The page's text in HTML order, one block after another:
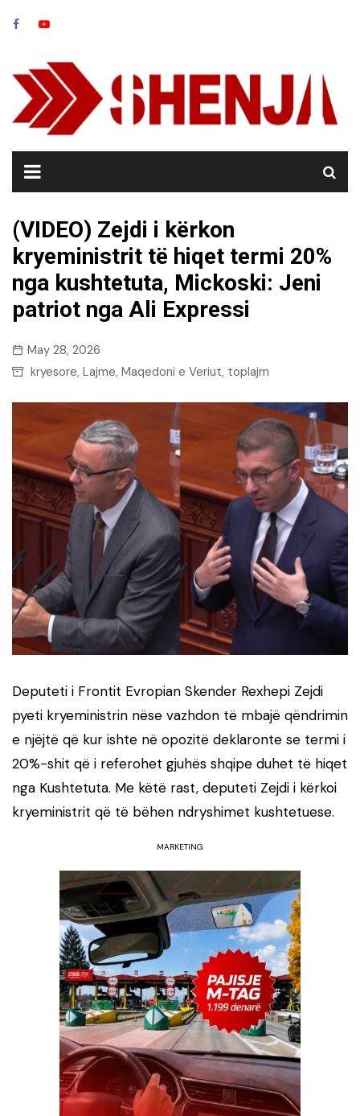
(VIDEO) Zejdi i kërkon
kryeministrit të hiqet termi 20%
nga kushtetuta, Mickoski: Jeni
patriot nga Ali Expressi
May 28, 2026
kryesore, Lajme, Maqedoni e Veriut, toplajm
Deputeti i Frontit Evropian Skender Rexhepi Zejdi
pyeti kryeministrin nëse vazhdon të mbajë qëndrimin
e njëjtë që kur ishte në opozitë deklaronte se termi i
20%-shit që i referohet gjuhës shqipe duhet të hiqet
nga Kushtetuta. Me këtë rast, deputeti Zejdi i kërkoi
kryeministrit që të bëhen ndryshimet kushtetuese.
MARKETING